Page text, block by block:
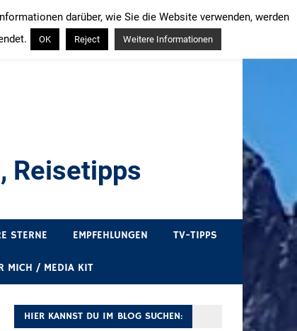
Reisetipps
STERNE EMPFEHLUNGEN TV-TIPPS
MICH / MEDIA KIT
HIER KANNST DU IM BLOG SUCHEN:
darüber, wie Sie die Website verwenden, werden
OK Reject Weitere Informationen